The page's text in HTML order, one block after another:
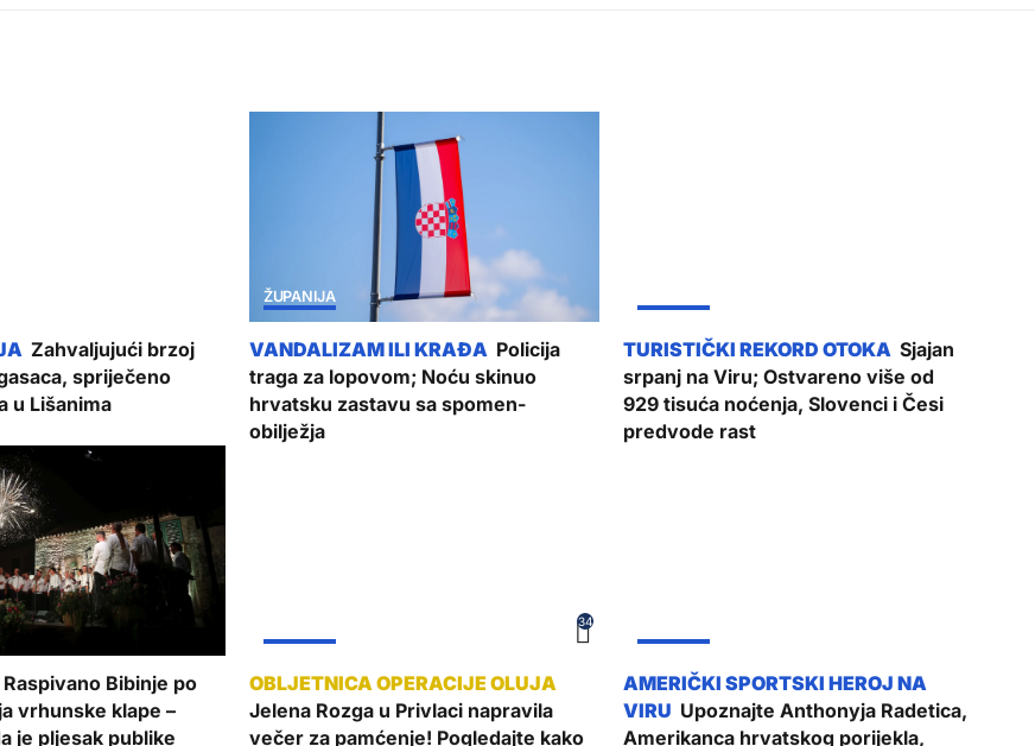
Zahvaljujući brzoj
spriječeno
u Lišanima
ŽUPANIJA
Policija
traga za lopovom; Noću skinuo
hrvatsku zastavu sa spomen-
obilježja
Sjajan
srpanj na Viru; Ostvareno više od
929 tisuća noćenja, Slovenci i Česi
predvode rast
Raspivano Bibinje po
vrhunske klape –
je pljesak publike
34
Jelena Rozga u Privlaci napravila
večer za pamćenje! Pogledajte kako
Upoznajte Anthonyja Radetica,
Amerikanca hrvatskog porijekla,